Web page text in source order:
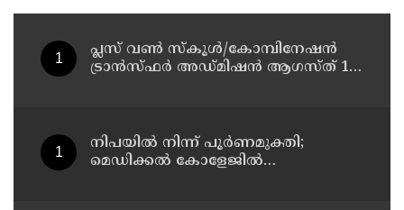
പ്ലസ് വൺ സ്‌കൂൾ/കോമ്പിനേഷൻ
ട്രാൻസ്ഫർ അഡ്മിഷൻ ആഗസ്ത് 10,
നിപയിൽ നിന്ന് പൂർണമുക്തി;
മെഡിക്കൽ കോളേജിൽ